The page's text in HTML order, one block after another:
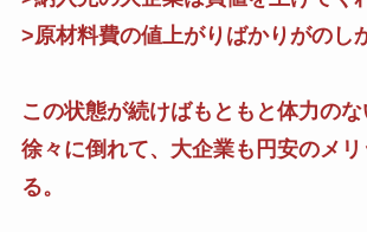
>原材料費の値上がりばかりがのし
この状態が続けばもともと体力の
徐々に倒れて、大企業も円安のメ
る。